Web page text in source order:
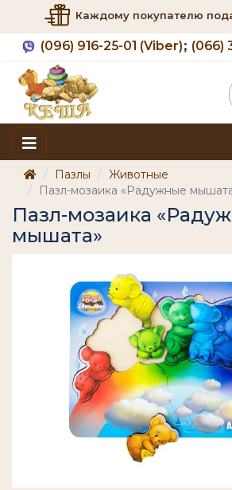
Каждому покупателю
(096) 916-25-01 (Viber) (066)
Пазлы
Животные
Пазл-мозаика «Радужные
Пазл-мозаика
мышата»